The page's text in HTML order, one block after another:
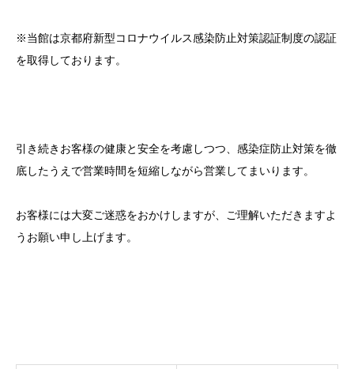
※当館は京都府新型コロナウイルス感染防止対策認証制度の認証
を取得しております。
引き続きお客様の健康と安全を考慮しつつ、感染症防止対策を徹
底したうえで営業時間を短縮しながら営業してまいります。
お客様には大変ご迷惑をおかけしますが、ご理解いただきますよ
うお願い申し上げます。